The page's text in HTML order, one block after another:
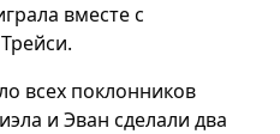
вместе с
всех поклонников
и Эван сделали два